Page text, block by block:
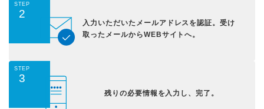
STEP
2
入力いただいた メールアドレスを認証。受け
取ったメールからWEBサイトへ。
STEP
3
残りの必要情報を入力し、完了。